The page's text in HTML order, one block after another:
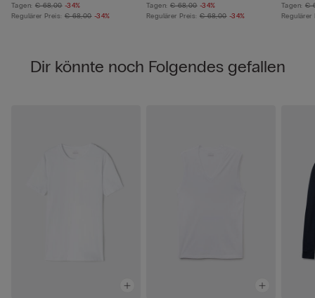
Tagen: € 68,00 -34%
Regulärer Preis: € 68,00 -34%
Tagen: € 68,00 -34%
Regulärer Preis: € 68,00 -34%
Tagen: €
Dir könnte noch Folgendes gefallen